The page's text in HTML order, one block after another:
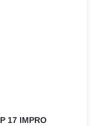
17 IMPRO